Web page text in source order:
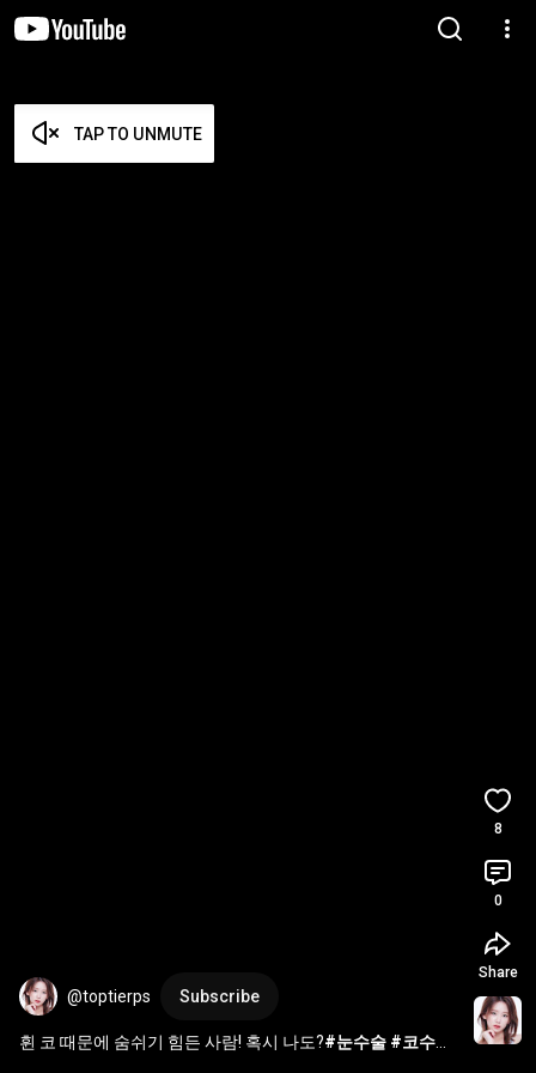
TAP TO UNMUTE
@toptierps Subscribe
휜 코 때문에 숨쉬기 힘든 사람! 혹시 나도?#눈수술 #코수술
8
0
Share